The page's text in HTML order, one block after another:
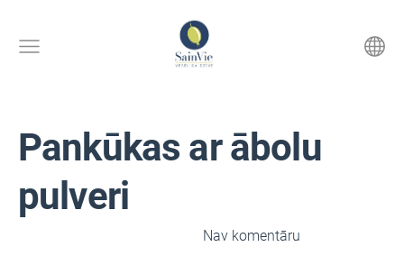
Pankūkas ar ābolu
pulveri
Nav komentāru